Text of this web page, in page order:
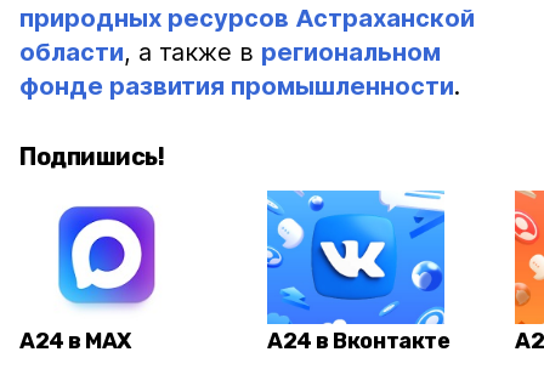
природных ресурсов Астраханской
области, а также в региональном
фонде развития промышленности.
Подпишись!
А24 в MAX А24 в Вконтакте